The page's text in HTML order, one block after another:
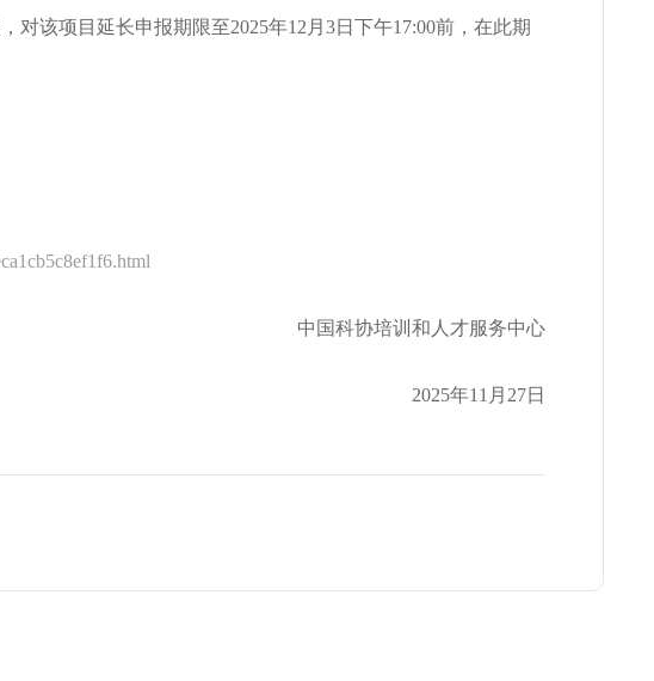
该项目延长申报期限至2025年12月3日下午17:00前，在此期
中国科协培训和人才服务中心
2025年11月27日